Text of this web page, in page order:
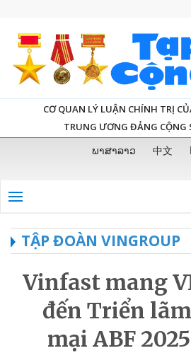
CƠ QUAN LÝ LUẬN CHÍNH TRỊ
TRUNG ƯƠNG ĐẢNG CỘNG
ພາສາລາວ 中文
TẬP ĐOÀN VINGROUP
Vinfast mang
đến Triển
mại ABF